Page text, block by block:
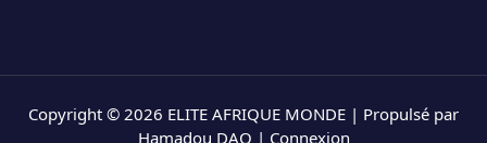
Copyright © 2026 ELITE AFRIQUE MONDE | Propulsé par
Hamadou DAO | Connexion